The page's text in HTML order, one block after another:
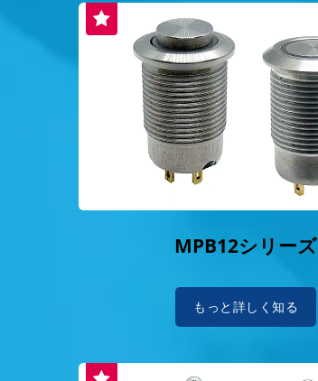
MPB12シリーズ
もっと詳しく知る